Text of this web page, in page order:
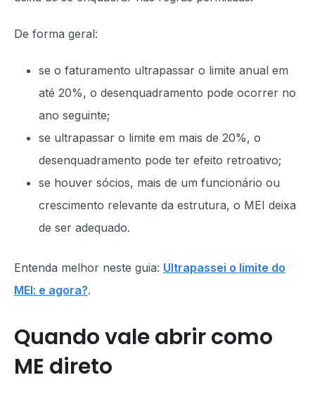
De forma geral:
se o faturamento ultrapassar o limite anual em
até 20%, o desenquadramento pode ocorrer no
ano seguinte;
se ultrapassar o limite em mais de 20%, o
desenquadramento pode ter efeito retroativo;
se houver sócios, mais de um funcionário ou
crescimento relevante da estrutura, o MEI deixa
de ser adequado.
Entenda melhor neste guia: Ultrapassei o limite do
MEI: e agora?.
Quando vale abrir como
ME direto